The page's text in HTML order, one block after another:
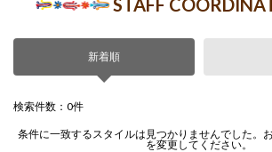
新着順
検索件数：0件
条件に一致するスタイルは見つかりませんでした。
を変更してください。